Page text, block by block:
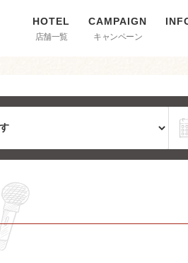
店舗一覧 キャンペーン